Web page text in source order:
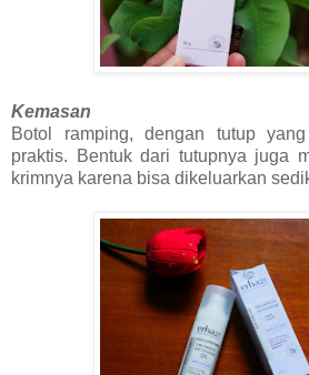
Kemasan
Botol ramping, dengan tutup
praktis. Bentuk dari tutupnya juga
krimnya karena bisa dikeluarkan